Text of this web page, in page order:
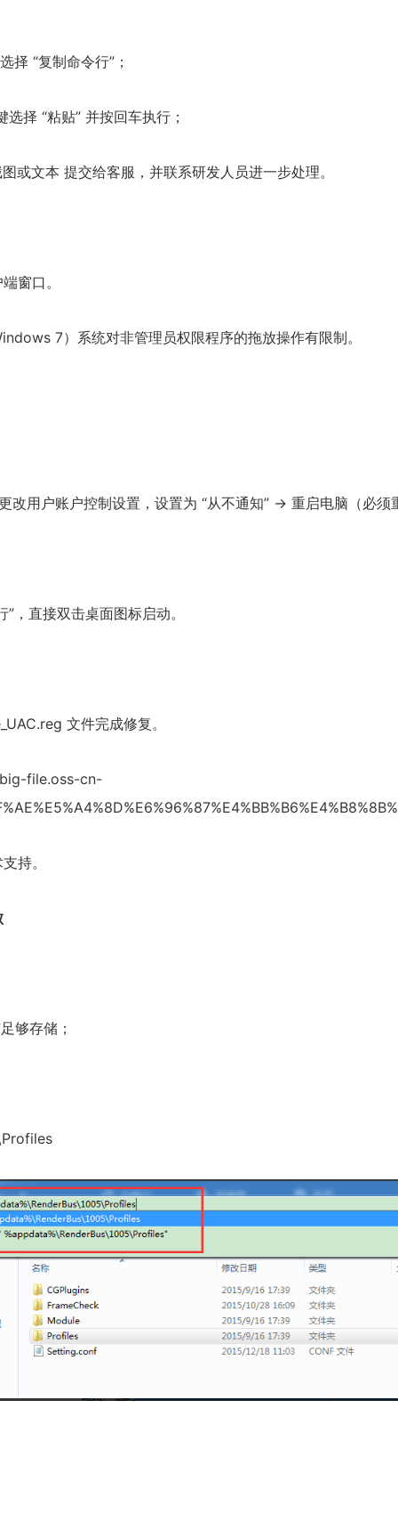
择 “复制命令行”；
择 “粘贴” 并按回车执行；
或文本 提交给客服，并联系研发人员进一步处理。
窗口。
7）系统对非管理员权限程序的拖放操作有限制。
改用户账户控制设置，设置为 “从不通知” → 重启电脑（必须
，直接双击桌面图标启动。
文件完成修复。
file.oss-cn-
持。
够存储；